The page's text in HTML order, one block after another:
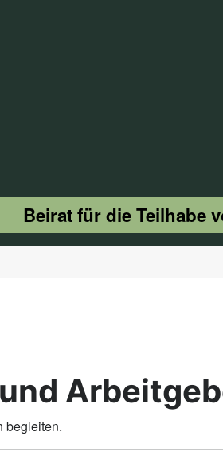
Beirat für die Teilhabe
begleiten.